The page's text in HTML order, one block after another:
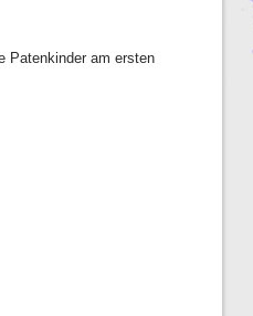
Patenkinder am ersten